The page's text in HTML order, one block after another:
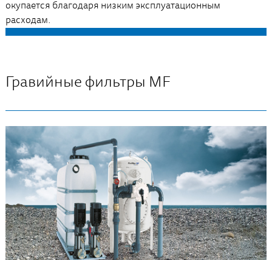
окупается благодаря низким эксплуатационным
расходам.
Гравийные фильтры MF